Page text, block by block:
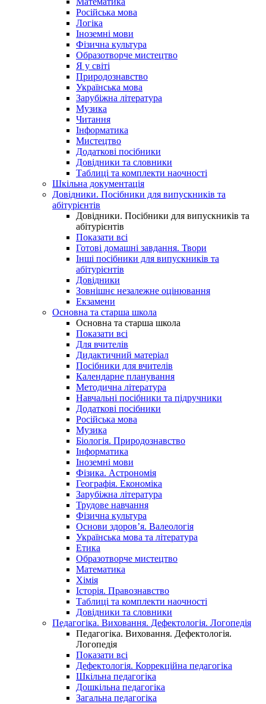
Російська мова
Логіка
Іноземні мови
Фізична культура
Образотворче мистецтво
Я у світі
Природознавство
Українська мова
Зарубіжна література
Музика
Читання
Інформатика
Мистецтво
Додаткові посібники
Довідники та словники
Таблиці та комплекти наочності
Шкільна документація
Довідники. Посібники для випускників та
абітурієнтів
Довідники. Посібники для випускників та
абітурієнтів
Показати всі
Готові домашні завдання. Твори
Інші посібники для випускників та
абітурієнтів
Довідники
Зовнішнє незалежне оцінювання
Екзамени
Основна та старша школа
Основна та старша школа
Показати всі
Для вчителів
Дидактичний матеріал
Посібники для вчителів
Календарне планування
Методична література
Навчальні посібники та підручники
Додаткові посібники
Російська мова
Музика
Біологія. Природознавство
Інформатика
Іноземні мови
Фізика. Астрономія
Географія. Економіка
Зарубіжна література
Трудове навчання
Фізична культура
Основи здоров’я. Валеологія
Українська мова та література
Етика
Образотворче мистецтво
Математика
Хімія
Історія. Правознавство
Таблиці та комплекти наочності
Довідники та словники
Педагогіка. Виховання. Дефектологія. Логопедія
Педагогіка. Виховання. Дефектологія.
Логопедія
Показати всі
Дефектологія. Коррекційна педагогіка
Шкільна педагогіка
Дошкільна педагогіка
Загальна педагогіка